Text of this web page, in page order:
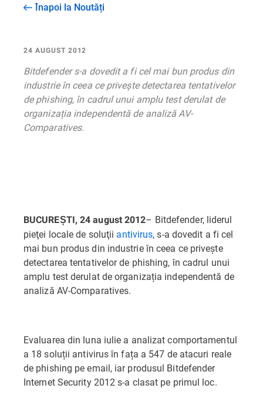
Înapoi la Noutăți
24 AUGUST 2012
Bitdefender s-a dovedit a fi cel mai bun produs din
industrie în ceea ce privește detectarea tentativelor
de phishing, în cadrul unui amplu test derulat de
organizația independentă de analiză AV-
Comparatives.
BUCUREȘTI, 24 august 2012– Bitdefender, liderul
pieţei locale de soluţii antivirus, s-a dovedit a fi cel
mai bun produs din industrie în ceea ce privește
detectarea tentativelor de phishing, în cadrul unui
amplu test derulat de organizația independentă de
analiză AV-Comparatives.
Evaluarea din luna iulie a analizat comportamentul
a 18 soluții antivirus în fața a 547 de atacuri reale
de phishing pe email, iar produsul Bitdefender
Internet Security 2012 s-a clasat pe primul loc.